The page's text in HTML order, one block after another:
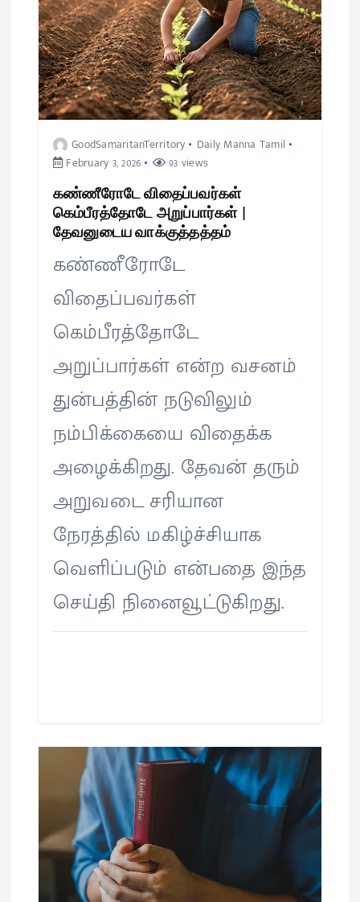
GoodSamaritanTerritory
Daily Manna Tamil
February 3, 2026
93 views
கண்ணீரோடே விதைப்பவர்கள்
கெம்பீரத்தோடே அறுப்பார்கள் |
தேவனுடைய வாக்குத்தத்தம்
கண்ணீரோடே
விதைப்பவர்கள்
கெம்பீரத்தோடே
அறுப்பார்கள் என்ற வசனம்
துன்பத்தின் நடுவிலும்
நம்பிக்கையை விதைக்க
அழைக்கிறது. தேவன் தரும்
அறுவடை சரியான
நேரத்தில் மகிழ்ச்சியாக
வெளிப்படும் என்பதை இந்த
செய்தி நினைவூட்டுகிறது.